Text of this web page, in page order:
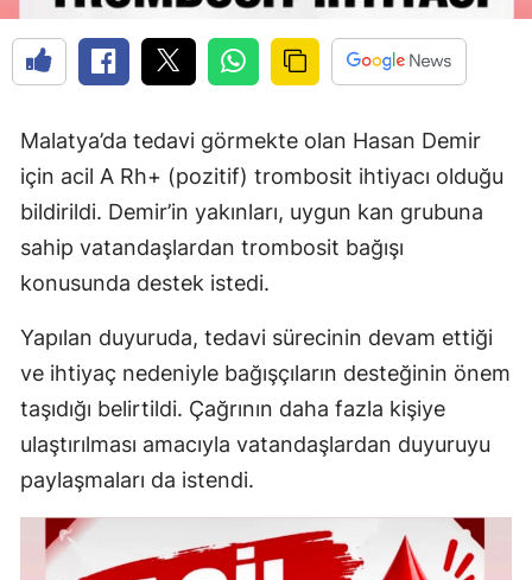
Malatya’da tedavi görmekte olan Hasan Demir
için acil A Rh+ (pozitif) trombosit ihtiyacı olduğu
bildirildi. Demir’in yakınları, uygun kan grubuna
sahip vatandaşlardan trombosit bağışı
konusunda destek istedi.
Yapılan duyuruda, tedavi sürecinin devam ettiği
ve ihtiyaç nedeniyle bağışçıların desteğinin önem
taşıdığı belirtildi. Çağrının daha fazla kişiye
ulaştırılması amacıyla vatandaşlardan duyuruyu
paylaşmaları da istendi.